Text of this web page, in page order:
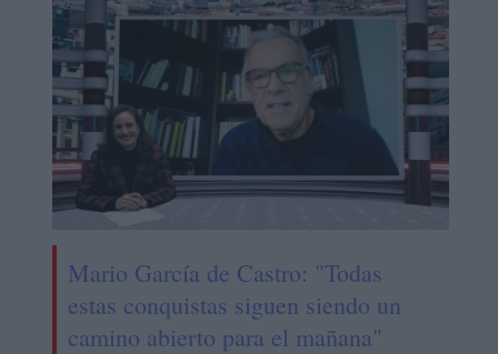
Mario García de Castro: "Todas
estas conquistas siguen siendo un
camino abierto para el mañana"